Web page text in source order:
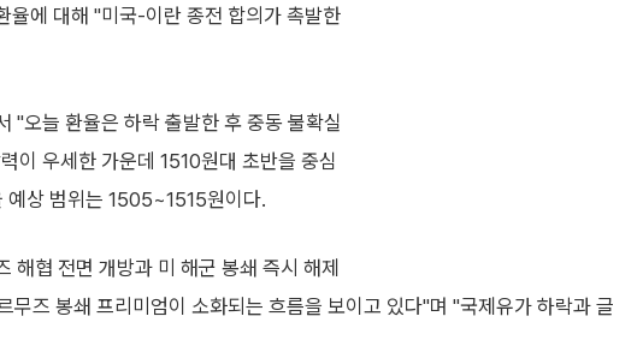
율에 대해 "미국-이란 종전 합의가 촉발한
"오늘 환율은 하락 출발한 후 중동 불확실
이 우세한 가운데 1510원대 초반을 중심
예상 범위는 1505~1515원이다.
해협 전면 개방과 미 해군 봉쇄 즉시 해제
무즈 봉쇄 프리미엄이 소화되는 흐름을 보이고 있다"며 "국제유가 하락과 글